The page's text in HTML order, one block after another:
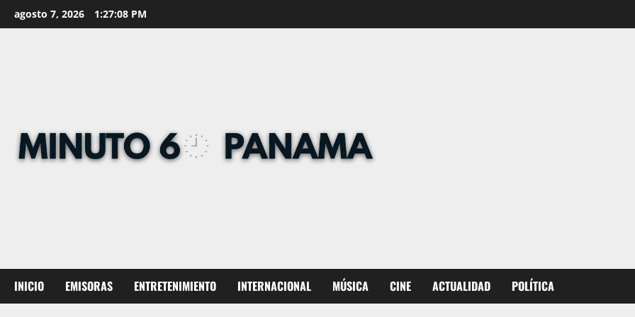
to
agosto 7, 2026 1:27:09 PM
INICIO EMISORAS ENTRETENIMIENTO INTERNACIONAL MÚSICA CINE ACTUALIDAD POLÍTICA